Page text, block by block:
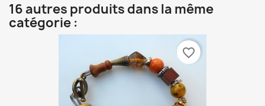
16 autres produits dans la même
catégorie :
favorite_border